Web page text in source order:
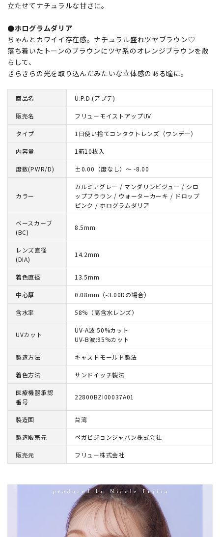
立たせてナチュラルな甘さに。
●ホログラムダリア
ちゃんとカワイイ存在感。ナチュラル盛れツヤブラウン♡
落ち着いたトーンのブラウンにツヤ系のオレンジブラウンを散
らして、
きらきらの光を取り込んだみたいな立体感のある瞳に。
商品名 U.P.D.(アプデ)
販売名 フリューモイストアップUV
タイプ 1日使い捨てコンタクトレンズ（ワンデー）
内容量 1箱10枚入
度数(PWR/D) ±0.00（度なし）～ -8.00
カラー
カルミアグレー / マンダリンビジュー / シロ
ップブラウン / ウォーターカーキ / ドロップ
ピンク / ホログラムダリア
ベースカーブ
(BC)
8.5mm
レンズ直径
(DIA)
14.2mm
着色直径 13.5mm
中心厚 0.08mm（-3.00Dの場合）
含水率 58%（高含水レンズ）
UVカット
UV-A波:50%カット
UV-B波:95%カット
製造方法 キャストモールド製法
着色方法 サンドイッチ製法
医療機器承認
番号
22800BZI00037A01
製造国 台湾
製造販売元 ペガビジョンジャパン株式会社
販売元 フリュー株式会社